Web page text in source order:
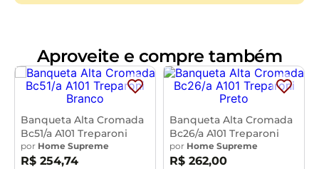
Medidas Internas: Altura do chão ao assento:75 cm
Altura do chão ao apoio para pés:29 cmAltura do
assento: 6 cmLargura do assento:34 cmAltura do
assento ao encosto:
Altura do encosto:
Largura do encosto:40 cm
Profundidade do
encosto:6 cm
Características:
Aproveite e compre também
Banqueta Alta Cromada
Bc51/a A101 Treparoni
por Home Supreme
R$ 254,74
Banqueta Alta Cromada
Bc26/a A101 Treparoni
por Home Supreme
R$ 262,00